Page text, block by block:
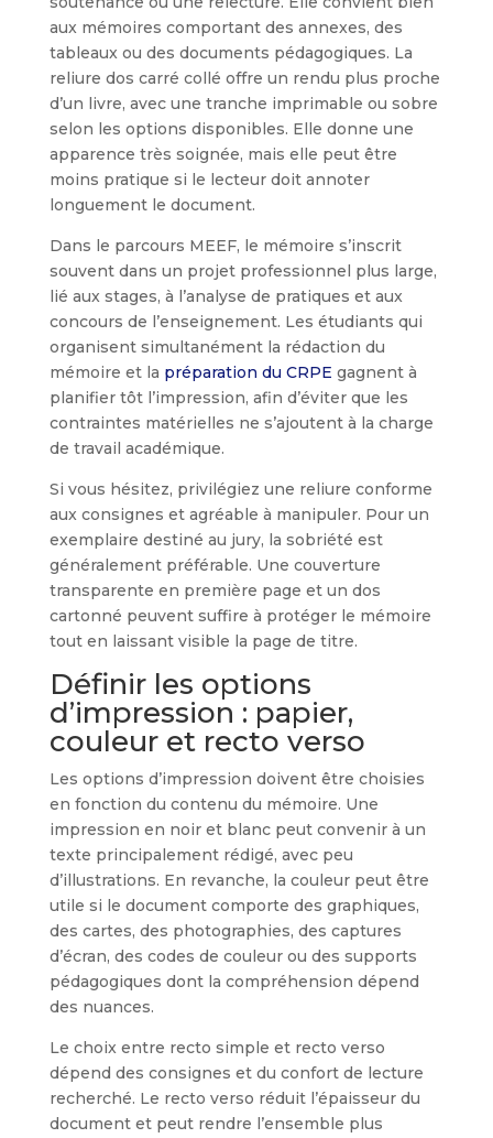
aux mémoires comportant des annexes, des
tableaux ou des documents pédagogiques. La
reliure dos carré collé offre un rendu plus proche
d’un livre, avec une tranche imprimable ou sobre
selon les options disponibles. Elle donne une
apparence très soignée, mais elle peut être
moins pratique si le lecteur doit annoter
longuement le document.
Dans le parcours MEEF, le mémoire s’inscrit
souvent dans un projet professionnel plus large,
lié aux stages, à l’analyse de pratiques et aux
concours de l’enseignement. Les étudiants qui
organisent simultanément la rédaction du
mémoire et la préparation du CRPE gagnent à
planifier tôt l’impression, afin d’éviter que les
contraintes matérielles ne s’ajoutent à la charge
de travail académique.
Si vous hésitez, privilégiez une reliure conforme
aux consignes et agréable à manipuler. Pour un
exemplaire destiné au jury, la sobriété est
généralement préférable. Une couverture
transparente en première page et un dos
cartonné peuvent suffire à protéger le mémoire
tout en laissant visible la page de titre.
Définir les options
d’impression : papier,
couleur et recto verso
Les options d’impression doivent être choisies
en fonction du contenu du mémoire. Une
impression en noir et blanc peut convenir à un
texte principalement rédigé, avec peu
d’illustrations. En revanche, la couleur peut être
utile si le document comporte des graphiques,
des cartes, des photographies, des captures
d’écran, des codes de couleur ou des supports
pédagogiques dont la compréhension dépend
des nuances.
Le choix entre recto simple et recto verso
dépend des consignes et du confort de lecture
recherché. Le recto verso réduit l’épaisseur du
document et peut rendre l’ensemble plus